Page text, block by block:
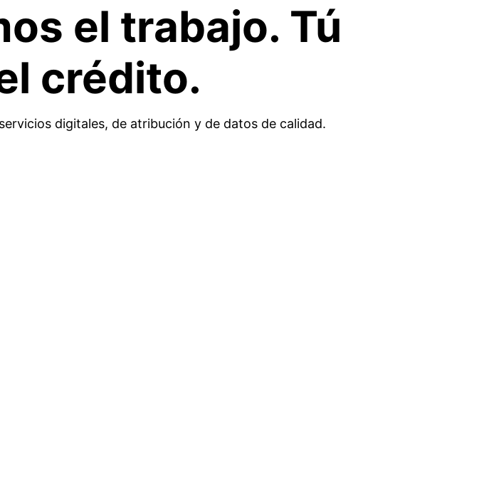
el trabajo. Tú
crédito.
digitales, de atribución y de datos de calidad.